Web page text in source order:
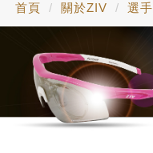
首頁 關於ZIV 選